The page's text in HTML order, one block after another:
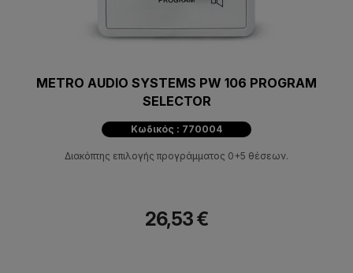
METRO AUDIO SYSTEMS PW 106 PROGRAM
SELECTOR
Κωδικός : 770004
Διακόπτης επιλογής προγράμματος 0+5 θέσεων.
26,53 €